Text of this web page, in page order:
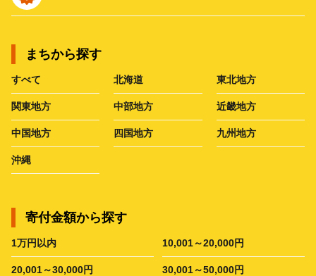
まちから探す
すべて 北海道 東北地方
関東地方 中部地方 近畿地方
中国地方 四国地方 九州地方
沖縄
寄付金額から探す
1万円以内 10,001～20,000円
20,001～30,000円 30,001～50,000円